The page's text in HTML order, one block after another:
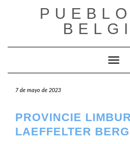
7 de mayo de 2023
PROVINCIE
LAEFFELTER BERG